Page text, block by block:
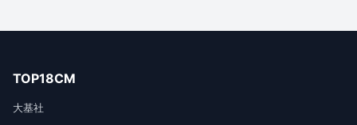
TOP18CM
大基社